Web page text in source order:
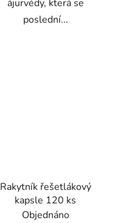
ájurvédy, která se
poslední...
Rakytník řešetlákový
kapsle 120 ks
Objednáno